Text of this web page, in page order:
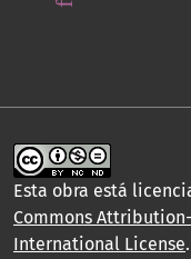
Esta obra está
Commons
International License.